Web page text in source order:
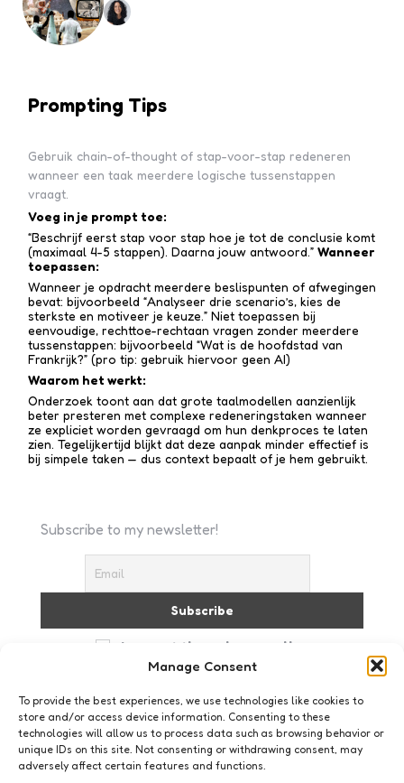
Manage Consent
To provide the best experiences, we use technologies like cookies to
store and/or access device information. Consenting to these
technologies will allow us to process data such as browsing behavior or
unique IDs on this site. Not consenting or withdrawing consent, may
adversely affect certain features and functions.
Prompting Tips
Gebruik chain-of-thought of stap-voor-stap redeneren
wanneer een taak meerdere logische tussenstappen
vraagt.
Voeg in je prompt toe:
“Beschrijf eerst stap voor stap hoe je tot de conclusie komt
(maximaal 4-5 stappen). Daarna jouw antwoord.” Wanneer
toepassen:
Wanneer je opdracht meerdere beslispunten of afwegingen
bevat: bijvoorbeeld “Analyseer drie scenario’s, kies de
sterkste en motiveer je keuze.” Niet toepassen bij
eenvoudige, rechttoe-recht­aan vragen zonder meerdere
tussen­stappen: bijvoorbeeld “Wat is de hoofdstad van
Frankrijk?” (pro tip: gebruik hiervoor geen AI)
Waarom het werkt:
Onderzoek toont aan dat grote taalmodellen aanzienlijk
beter presteren met complexe redenerings­taken wanneer
ze expliciet worden gevraagd om hun denkproces te laten
zien. Tegelijkertijd blijkt dat deze aanpak minder effectief is
bij simpele taken — dus context bepaalt of je hem gebruikt.
Subscribe to my newsletter!
I accept the privacy policy